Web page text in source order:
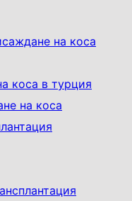
на коса
коса в турция
на коса